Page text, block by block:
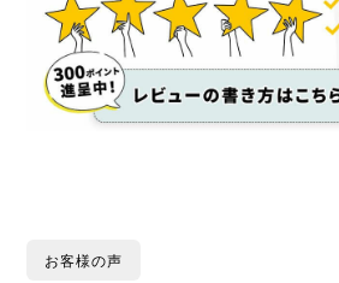
お客様の声